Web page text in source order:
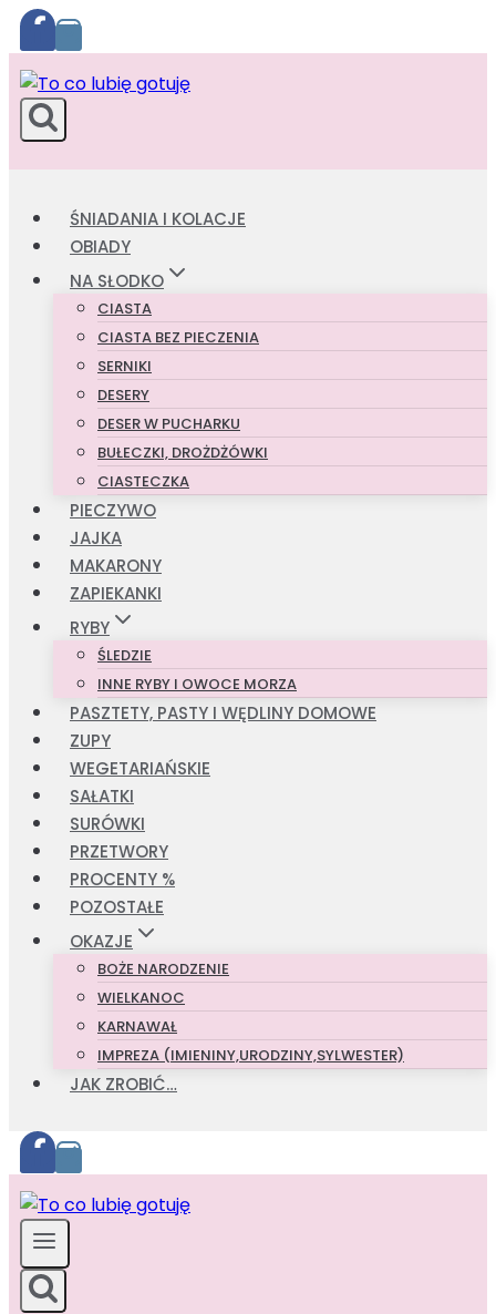
Przejdź
do
treści
ŚNIADANIA I KOLACJE
OBIADY
NA SŁODKO
CIASTA
CIASTA BEZ PIECZENIA
SERNIKI
DESERY
DESER W PUCHARKU
BUŁECZKI, DROŻDŻÓWKI
CIASTECZKA
PIECZYWO
JAJKA
MAKARONY
ZAPIEKANKI
RYBY
ŚLEDZIE
INNE RYBY I OWOCE MORZA
PASZTETY, PASTY I WĘDLINY DOMOWE
ZUPY
WEGETARIAŃSKIE
SAŁATKI
SURÓWKI
PRZETWORY
PROCENTY %
POZOSTAŁE
OKAZJE
BOŻE NARODZENIE
WIELKANOC
KARNAWAŁ
IMPREZA (IMIENINY,URODZINY,SYLWESTER)
JAK ZROBIĆ…